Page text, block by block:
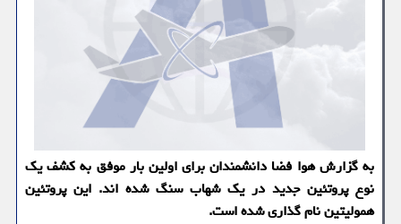
به گزارش هوا فضا دانشمندان برای اولین بار موفق به كشف یك
نوع پروتئین جدید در یك شهاب سنگ شده اند. این پروتئین
همولیتین نام گذاری شده است.